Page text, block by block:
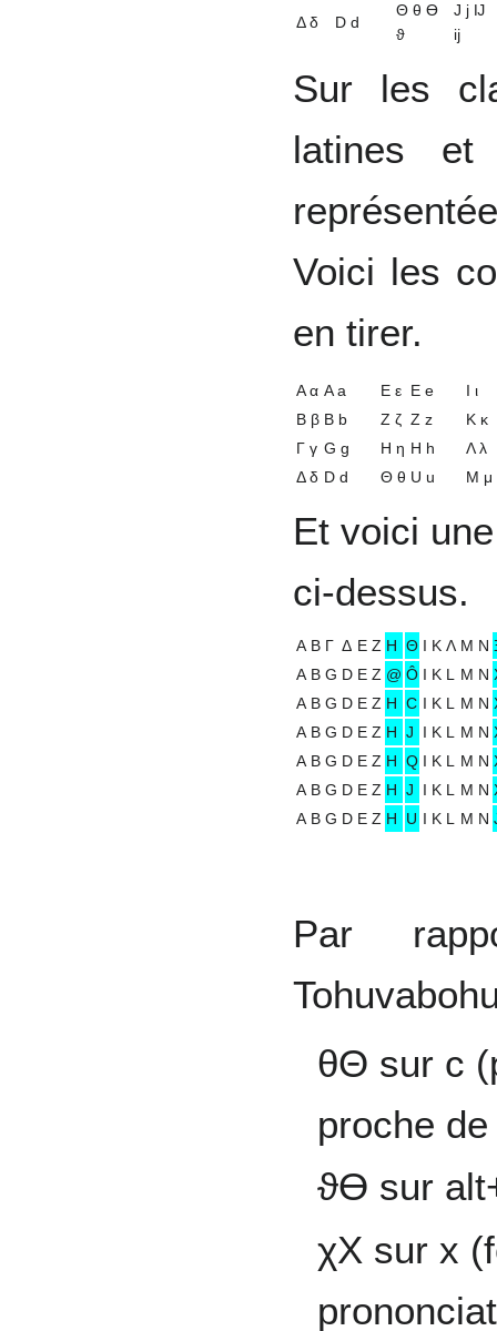
Δ δ D d
Θ θ ϴ
ϑ
J j Ĳ
ĳ
Sur les
latines et
Voici les
en tirer.
Α α A a Ε ε E e
Ι ι
Β β B b Ζ ζ Z z
Κ κ
Γ γ G g Η η H h
Λ λ
Δ δ D d Θ θ U u Μ μ
Et voici
ci-dessus.
Α Β Γ Δ Ε Ζ Η Θ Ι Κ Λ Μ Ν
A B G D E Z @ Ô I K L M N
A B G D E Z H C I K L M N
A B G D E Z H J I K L M N
A B G D E Z H Q I K L M N
A B G D E Z H J I K L M N
A B G D E Z H U I K L M N
Par
θΘ sur c
proche de
ϑϴ sur
χΧ sur x